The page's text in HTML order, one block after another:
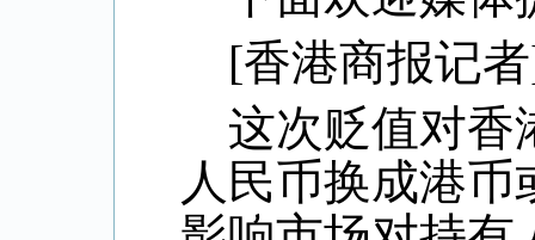
[香港商报记者
这次贬值对香
人民币换成港